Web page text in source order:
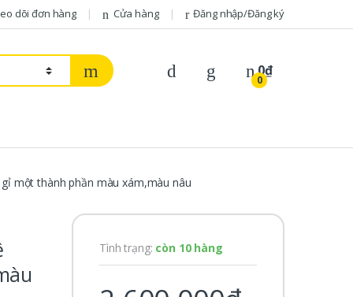
dõi đơn hàng Cửa hàng Đăng nhập/Đăng ký
0
0₫
một thành phần màu xám,màu nâu
Tình trạng: còn 10 hàng